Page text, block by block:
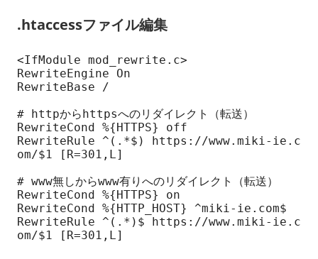
.htaccessファイル編集
<IfModule mod_rewrite.c>
RewriteEngine On
RewriteBase /
# httpからhttpsへのリダイレクト（転送）
RewriteCond %{HTTPS} off
RewriteRule ^(.*$) https://www.miki-ie.c
om/$1 [R=301,L]
# www無しからwww有りへのリダイレクト（転送）
RewriteCond %{HTTPS} on
RewriteCond %{HTTP_HOST} ^miki-ie.com$
RewriteRule ^(.*)$ https://www.miki-ie.c
om/$1 [R=301,L]